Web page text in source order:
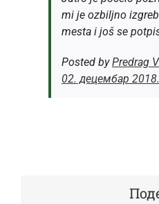
mi je ozbiljno
mesta i još se
Posted byPredrag
02. децембар 2018.